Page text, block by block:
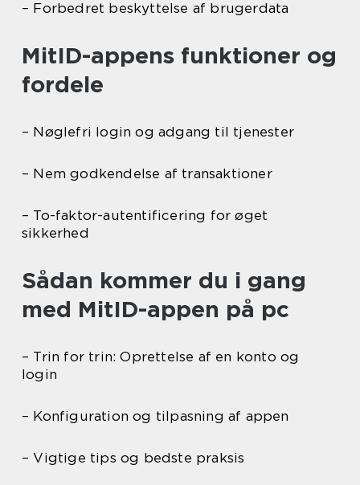
– Forbedret beskyttelse af brugerdata
MitID-appens funktioner og
fordele
– Nøglefri login og adgang til tjenester
– Nem godkendelse af transaktioner
– To-faktor-autentificering for øget
sikkerhed
Sådan kommer du i gang
med MitID-appen på pc
– Trin for trin: Oprettelse af en konto og
login
– Konfiguration og tilpasning af appen
– Vigtige tips og bedste praksis